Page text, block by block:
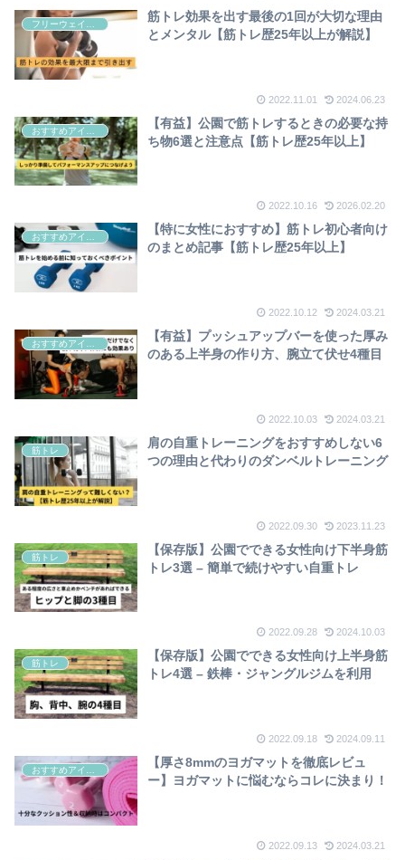
筋トレ効果を出す最後の1回が大切な理由
とメンタル【筋トレ歴25年以上が解説】
2022.11.01 2024.06.23
【有益】公園で筋トレするときの必要な持
ち物6選と注意点【筋トレ歴25年以上】
2022.10.16 2026.02.20
おすすめアイテム
【特に女性におすすめ】筋トレ初心者向け
のまとめ記事【筋トレ歴25年以上】
2022.10.12 2024.03.21
【有益】プッシュアップバーを使った厚み
のある上半身の作り方、腕立て伏せ4種目
2022.10.03 2024.03.21
筋トレ
肩の自重トレーニングをおすすめしない6
つの理由と代わりのダンベルトレーニング
2022.09.30 2023.11.23
筋トレ
【保存版】公園でできる女性向け下半身筋
トレ3選 – 簡単で続けやすい自重トレ
2022.09.28 2024.10.03
筋トレ
【保存版】公園でできる女性向け上半身筋
トレ4選 – 鉄棒・ジャングルジムを利用
2022.09.18 2024.09.11
【厚さ8mmのヨガマットを徹底レビュ
ー】ヨガマットに悩むならコレに決まり！
2022.09.13 2024.03.21